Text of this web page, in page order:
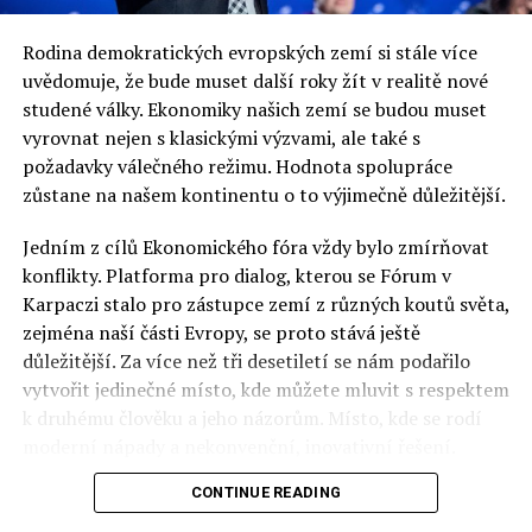
Rodina demokratických evropských zemí si stále více
uvědomuje, že bude muset další roky žít v realitě nové
studené války. Ekonomiky našich zemí se budou muset
vyrovnat nejen s klasickými výzvami, ale také s
požadavky válečného režimu. Hodnota spolupráce
zůstane na našem kontinentu o to výjimečně důležitější.
Jedním z cílů Ekonomického fóra vždy bylo zmírňovat
konflikty. Platforma pro dialog, kterou se Fórum v
Karpaczi stalo pro zástupce zemí z různých koutů světa,
zejména naší části Evropy, se proto stává ještě
důležitější. Za více než tři desetiletí se nám podařilo
vytvořit jedinečné místo, kde můžete mluvit s respektem
k druhému člověku a jeho názorům. Místo, kde se rodí
Polsko musí mít instituce, jejichž horizont činnosti je
CONTINUE READING